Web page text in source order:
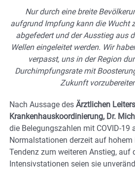
Nur durch eine breite
aufgrund Impfung kann die Wucht
abgefedert und der Ausstieg aus
Wellen eingeleitet werden. Wir
verpasst, uns in der Region
Durchimpfungsrate mit
Zukunft
Nach Aussage des Ärztlichen Leiters
Krankenhauskoordinierung, Dr.
die Belegungszahlen mit COVID-19
Normalstationen derzeit auf hohem
Tendenz zum weiteren Anstieg, auf
Intensivstationen seien sie